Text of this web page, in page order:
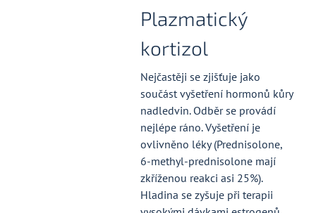
Plazmatický
kortizol
Nejčastěji se zjišťuje jako
součást vyšetření hormonů kůry
nadledvin. Odběr se provádí
nejlépe ráno. Vyšetření je
ovlivněno léky (Prednisolone,
6-methyl-prednisolone mají
zkříženou reakci asi 25%).
Hladina se zyšuje při terapii